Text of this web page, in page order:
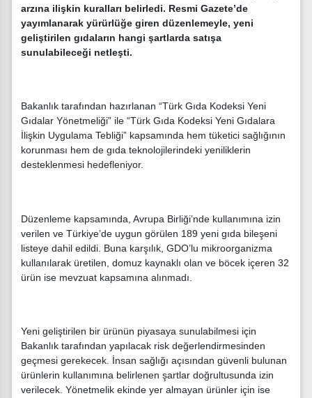
arzına ilişkin kuralları belirledi. Resmi Gazete’de
yayımlanarak yürürlüğe giren düzenlemeyle, yeni
geliştirilen gıdaların hangi şartlarda satışa
sunulabileceği netleşti.
Bakanlık tarafından hazırlanan “Türk Gıda Kodeksi Yeni
Gıdalar Yönetmeliği” ile “Türk Gıda Kodeksi Yeni Gıdalara
İlişkin Uygulama Tebliği” kapsamında hem tüketici sağlığının
korunması hem de gıda teknolojilerindeki yeniliklerin
desteklenmesi hedefleniyor.
Düzenleme kapsamında, Avrupa Birliği’nde kullanımına izin
verilen ve Türkiye’de uygun görülen 189 yeni gıda bileşeni
listeye dahil edildi. Buna karşılık, GDO’lu mikroorganizma
kullanılarak üretilen, domuz kaynaklı olan ve böcek içeren 32
ürün ise mevzuat kapsamına alınmadı.
Yeni geliştirilen bir ürünün piyasaya sunulabilmesi için
Bakanlık tarafından yapılacak risk değerlendirmesinden
geçmesi gerekecek. İnsan sağlığı açısından güvenli bulunan
ürünlerin kullanımına belirlenen şartlar doğrultusunda izin
verilecek. Yönetmelik ekinde yer almayan ürünler için ise